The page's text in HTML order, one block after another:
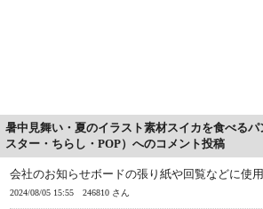
暑中見舞い・夏のイラスト素材スイカを食べる
スター・ちらし・POP）へのコメント投稿
会社のお知らせボードの張り紙や回覧などに使用
2024/08/05 15:55 246810 さん